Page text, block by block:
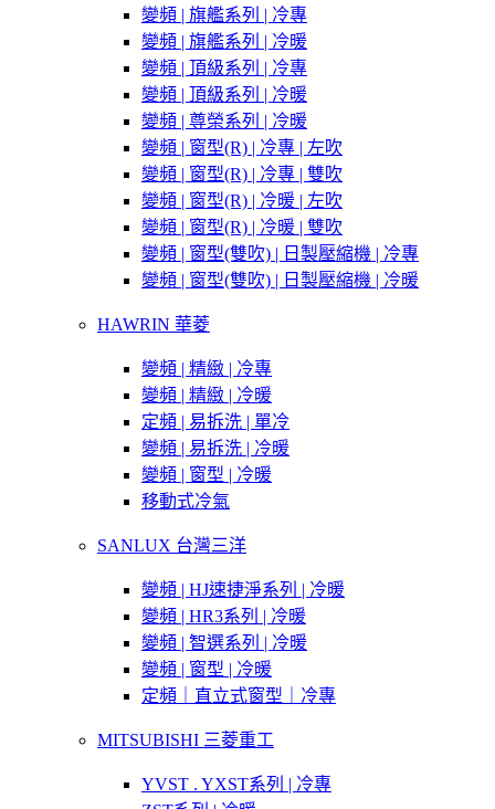
變頻 | 旗艦系列 | 冷專
變頻 | 旗艦系列 | 冷暖
變頻 | 頂級系列 | 冷專
變頻 | 頂級系列 | 冷暖
變頻 | 尊榮系列 | 冷暖
變頻 | 窗型(R) | 冷專 | 左吹
變頻 | 窗型(R) | 冷專 | 雙吹
變頻 | 窗型(R) | 冷暖 | 左吹
變頻 | 窗型(R) | 冷暖 | 雙吹
變頻 | 窗型(雙吹) | 日製壓縮機 | 冷專
變頻 | 窗型(雙吹) | 日製壓縮機 | 冷暖
HAWRIN 華菱
變頻 | 精緻 | 冷專
變頻 | 精緻 | 冷暖
定頻 | 易拆洗 | 單冷
變頻 | 易拆洗 | 冷暖
變頻 | 窗型 | 冷暖
移動式冷氣
SANLUX 台灣三洋
變頻 | HJ速捷淨系列 | 冷暖
變頻 | HR3系列 | 冷暖
變頻 | 智選系列 | 冷暖
變頻 | 窗型 | 冷暖
定頻｜直立式窗型｜冷專
MITSUBISHI 三菱重工
YVST . YXST系列 | 冷專